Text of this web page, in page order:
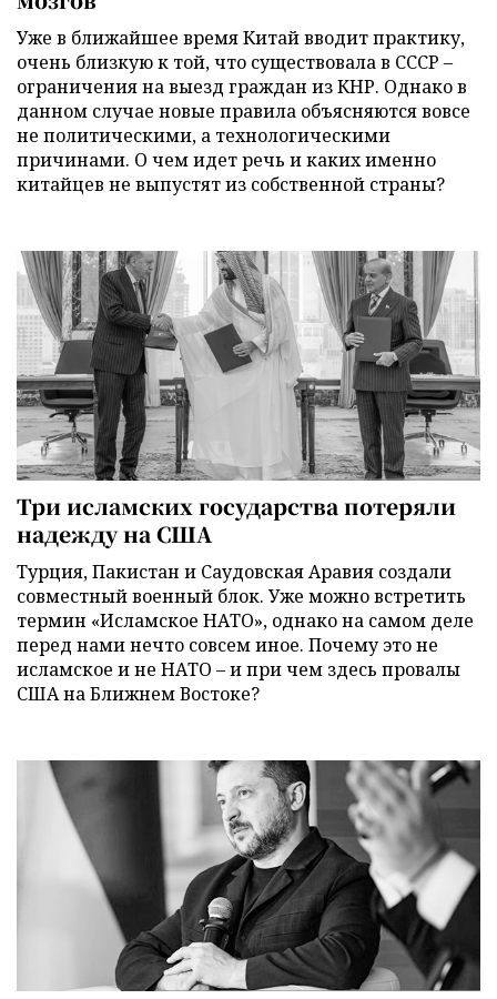
Уже в ближайшее время Китай вводит практику,
очень близкую к той, что существовала в СССР –
ограничения на выезд граждан из КНР. Однако в
данном случае новые правила объясняются вовсе
не политическими, а технологическими
причинами. О чем идет речь и каких именно
китайцев не выпустят из собственной страны?
Три исламских государства потеряли
надежду на США
Турция, Пакистан и Саудовская Аравия создали
совместный военный блок. Уже можно встретить
термин «Исламское НАТО», однако на самом деле
перед нами нечто совсем иное. Почему это не
исламское и не НАТО – и при чем здесь провалы
США на Ближнем Востоке?